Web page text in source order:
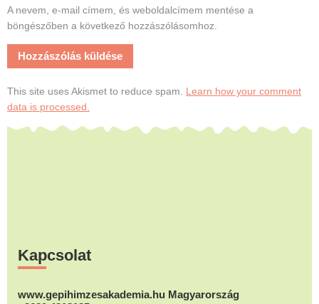
A nevem, e-mail címem, és weboldalcímem mentése a
böngészőben a következő hozzászólásomhoz.
This site uses Akismet to reduce spam. Learn how your comment
data is processed.
Kapcsolat
www.gepihimzesakademia.hu Magyarország